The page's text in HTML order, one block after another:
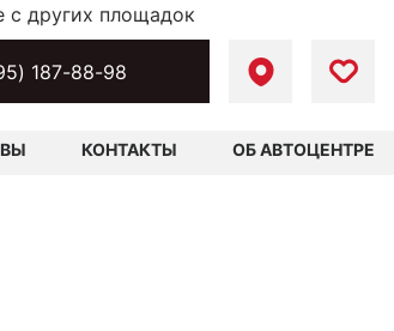
187-88-98
КОНТАКТЫ ОБ АВТОЦЕНТРЕ
с других площадок